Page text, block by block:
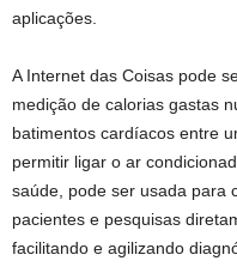
aplicações.
A Internet das Coisas pode
medição de calorias gastas
batimentos cardíacos entre
permitir ligar o ar
saúde, pode ser usada para
pacientes e pesquisas
facilitando e agilizando